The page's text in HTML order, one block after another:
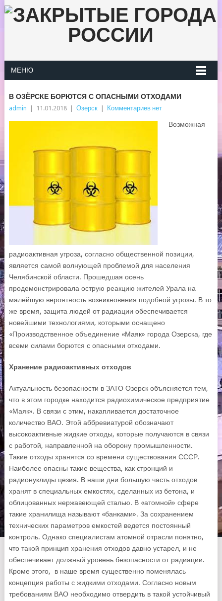
МЕНЮ
В ОЗЁРСКЕ БОРЮТСЯ С ОПАСНЫМИ ОТХОДАМИ
admin 11.01.2018 Озерск Комментариев нет
Возможная
радиоактивная угроза, согласно общественной позиции,
является самой волнующей проблемой для населения
Челябинской области. Прошедшая осень
продемонстрировала острую реакцию жителей Урала на
малейшую вероятность возникновения подобной угрозы. В то
же время, защита людей от радиации обеспечивается
новейшими технологиями, которыми оснащено
«Производственное объединение «Маяк» города Озерска, где
всеми силами борются с опасными отходами.
Хранение радиоактивных отходов
Актуальность безопасности в ЗАТО Озерск объясняется тем,
что в этом городке находится радиохимическое предприятие
«Маяк». В связи с этим, накапливается достаточное
количество ВАО. Этой аббревиатурой обозначают
высокоактивные жидкие отходы, которые получаются в связи
с работой, направленной на оборону промышленности.
Такие отходы хранятся со времени существования СССР.
Наиболее опасны такие вещества, как стронций и
радионуклиды цезия. В наши дни большую часть отходов
хранят в специальных емкостях, сделанных из бетона, и
облицованных нержавеющей сталью. В «атомной» сфере
такие хранилища называют «банками». За сохранением
технических параметров емкостей ведется постоянный
контроль. Однако специалистам атомной отрасли понятно,
что такой принцип хранения отходов давно устарел, и не
обеспечивает должный уровень безопасности от радиации.
Кроме этого, в наше время существенно поменялась
концепция работы с жидкими отходами. Согласно новым
требованиям ВАО необходимо отвердить в такой устойчивый